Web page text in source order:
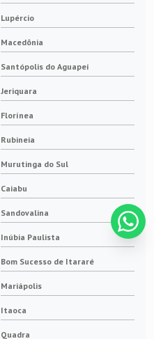
Lupércio
Macedônia
Santópolis do Aguapeí
Jeriquara
Florínea
Rubineia
Murutinga do Sul
Caiabu
Sandovalina
Inúbia Paulista
Bom Sucesso de Itararé
Mariápolis
Itaoca
Quadra